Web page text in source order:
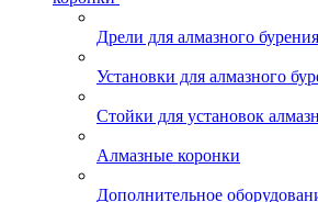
Дрели для алмазного бурения
Установки для алмазного
Стойки для установок
Алмазные коронки
Дополнительное